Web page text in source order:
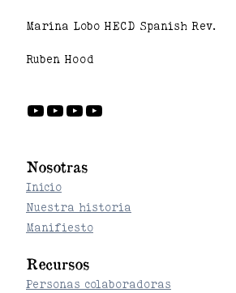
Marina Lobo HECD Spanish Rev.
Ruben Hood
YouTube YouTube YouTube YouTube
Nosotras
Inicio
Nuestra historia
Manifiesto
Recursos
Personas colaboradoras